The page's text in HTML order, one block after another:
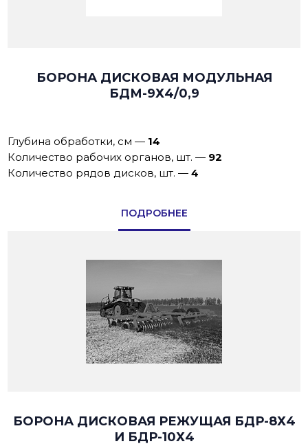
БОРОНА ДИСКОВАЯ МОДУЛЬНАЯ
БДМ-9Х4/0,9
Глубина обработки, см — 14
Количество рабочих органов, шт.— 92
Количество рядов дисков, шт. —4
ПОДРОБНЕЕ
БОРОНА ДИСКОВАЯ РЕЖУЩАЯ БДР-8Х4
И БДР-10Х4